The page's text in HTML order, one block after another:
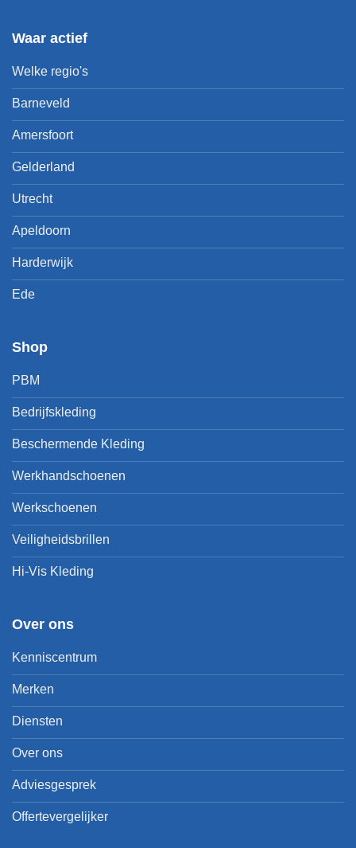
Waar actief
Welke regio's
Barneveld
Amersfoort
Gelderland
Utrecht
Apeldoorn
Harderwijk
Ede
Shop
PBM
Bedrijfskleding
Beschermende Kleding
Werkhandschoenen
Werkschoenen
Veiligheidsbrillen
Hi-Vis Kleding
Over ons
Kenniscentrum
Merken
Diensten
Over ons
Adviesgesprek
Offertevergelijker